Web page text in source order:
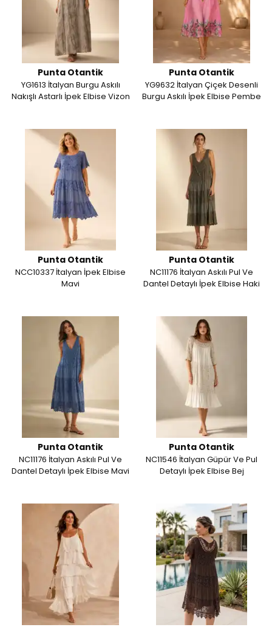
Punta Otantik
YG1613 İtalyan Burgu Askılı
Nakışlı Astarlı İpek Elbise Vizon
Punta Otantik
YG9632 İtalyan Çiçek Desenli
Burgu Askılı İpek Elbise Pembe
Punta Otantik
NCC10337 İtalyan İpek Elbise
Mavi
Punta Otantik
NC11176 İtalyan Askılı Pul Ve
Dantel Detaylı İpek Elbise Haki
Punta Otantik
NC11176 İtalyan Askılı Pul Ve
Dantel Detaylı İpek Elbise Mavi
Punta Otantik
NC11546 İtalyan Güpür Ve Pul
Detaylı İpek Elbise Bej